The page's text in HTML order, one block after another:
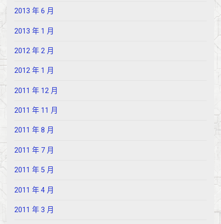
2013 年 6 月
2013 年 1 月
2012 年 2 月
2012 年 1 月
2011 年 12 月
2011 年 11 月
2011 年 8 月
2011 年 7 月
2011 年 5 月
2011 年 4 月
2011 年 3 月